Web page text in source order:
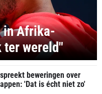
in Afrika-
ter wereld"
beweringen over
'Dat is écht niet zo'